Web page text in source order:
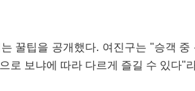
꿀팁을 공개했다. 여진구는 "승객 중
로 보냐에 따라 다르게 즐길 수 있다"